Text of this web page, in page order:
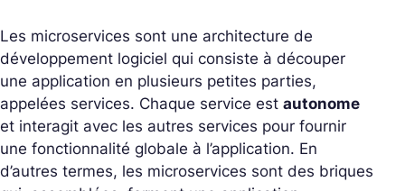
Les microservices sont une architecture de
développement logiciel qui consiste à découper
une application en plusieurs petites parties,
appelées services. Chaque service est autonome
et interagit avec les autres services pour fournir
une fonctionnalité globale à l’application. En
d’autres termes, les microservices sont des briques